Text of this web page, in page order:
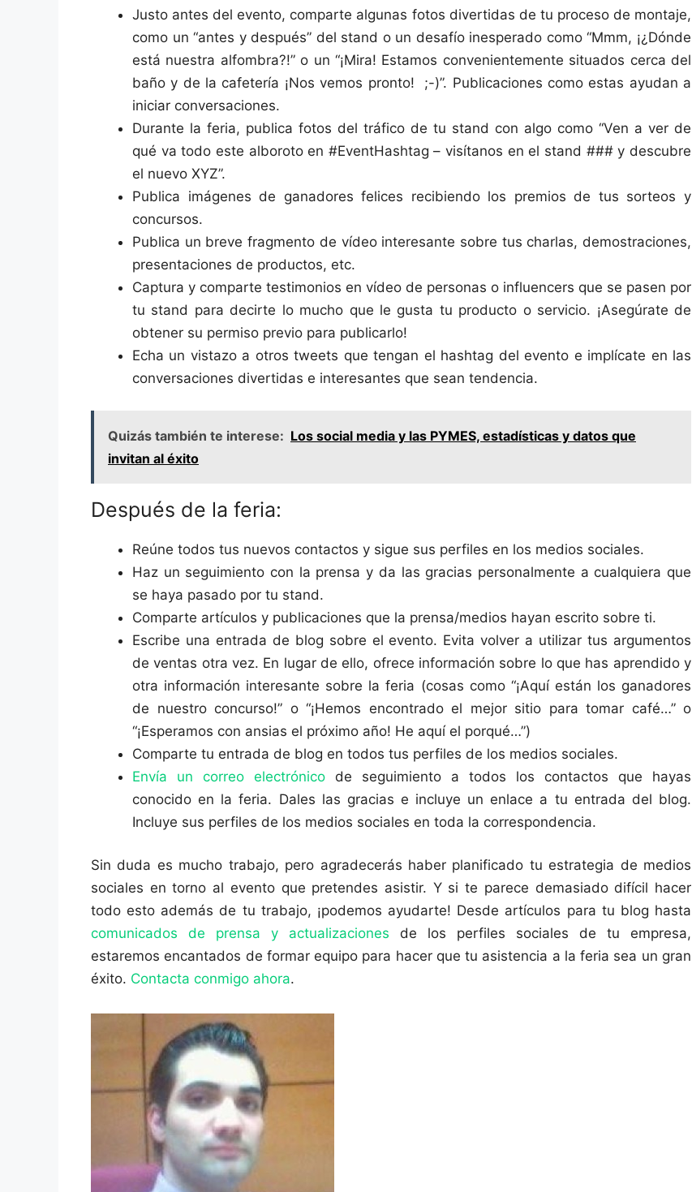
Justo antes del evento, comparte algunas fotos divertidas de tu proceso de montaje,
como un “antes y después” del stand o un desafío inesperado como “Mmm, ¡¿Dónde
está nuestra alfombra?!” o un “¡Mira! Estamos convenientemente situados cerca del
baño y de la cafetería ¡Nos vemos pronto! ;-)”. Publicaciones como estas ayudan a
iniciar conversaciones.
Durante la feria, publica fotos del tráfico de tu stand con algo como “Ven a ver de
qué va todo este alboroto en #EventHashtag – visítanos en el stand ### y descubre
el nuevo XYZ”.
Publica imágenes de ganadores felices recibiendo los premios de tus sorteos y
concursos.
Publica un breve fragmento de vídeo interesante sobre tus charlas, demostraciones,
presentaciones de productos, etc.
Captura y comparte testimonios en vídeo de personas o influencers que se pasen por
tu stand para decirte lo mucho que le gusta tu producto o servicio. ¡Asegúrate de
obtener su permiso previo para publicarlo!
Echa un vistazo a otros tweets que tengan el hashtag del evento e implícate en las
conversaciones divertidas e interesantes que sean tendencia.
Quizás también te interese: Los social media y las PYMES, estadísticas y datos que
invitan al éxito
Después de la feria:
Reúne todos tus nuevos contactos y sigue sus perfiles en los medios sociales.
Haz un seguimiento con la prensa y da las gracias personalmente a cualquiera que
se haya pasado por tu stand.
Comparte artículos y publicaciones que la prensa/medios hayan escrito sobre ti.
Escribe una entrada de blog sobre el evento. Evita volver a utilizar tus argumentos
de ventas otra vez. En lugar de ello, ofrece información sobre lo que has aprendido y
otra información interesante sobre la feria (cosas como “¡Aquí están los ganadores
de nuestro concurso!” o “¡Hemos encontrado el mejor sitio para tomar café…” o
“¡Esperamos con ansias el próximo año! He aquí el porqué…”)
Comparte tu entrada de blog en todos tus perfiles de los medios sociales.
Envía un correo electrónico de seguimiento a todos los contactos que hayas
conocido en la feria. Dales las gracias e incluye un enlace a tu entrada del blog.
Incluye sus perfiles de los medios sociales en toda la correspondencia.
Sin duda es mucho trabajo, pero agradecerás haber planificado tu estrategia de medios
sociales en torno al evento que pretendes asistir. Y si te parece demasiado difícil hacer
todo esto además de tu trabajo, ¡podemos ayudarte! Desde artículos para tu blog hasta
comunicados de prensa y actualizaciones de los perfiles sociales de tu empresa,
estaremos encantados de formar equipo para hacer que tu asistencia a la feria sea un gran
éxito. Contacta conmigo ahora.